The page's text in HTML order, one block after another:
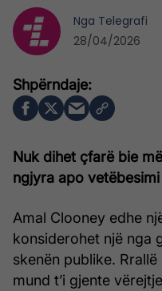
Nuk dihet çfarë bie
ngjyra apo
Amal Clooney edhe
konsiderohet një nga
skenën publike.
mund t’i gjente
Nga Telegrafi
28/04/2026